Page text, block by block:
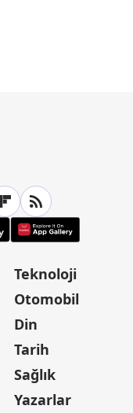
Teknoloji
Otomobil
Din
Tarih
Sağlık
Yazarlar